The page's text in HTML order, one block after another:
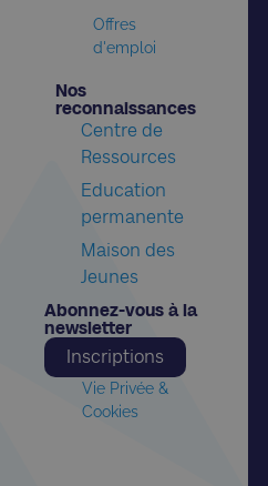
Offres
d'emploi
Nos
reconnaissances​
Centre de
Ressources
Education
permanente
Maison des
Jeunes
Abonnez-vous à la
newsletter​
Inscriptions
Vie Privée &
Cookies